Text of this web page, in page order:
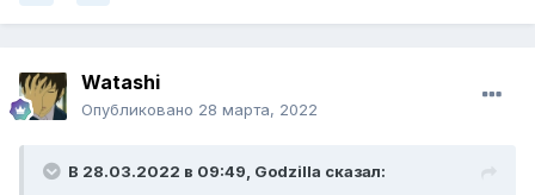
Watashi
Опубликовано 28 марта, 2022
В 28.03.2022 в 09:49, Godzilla сказал: